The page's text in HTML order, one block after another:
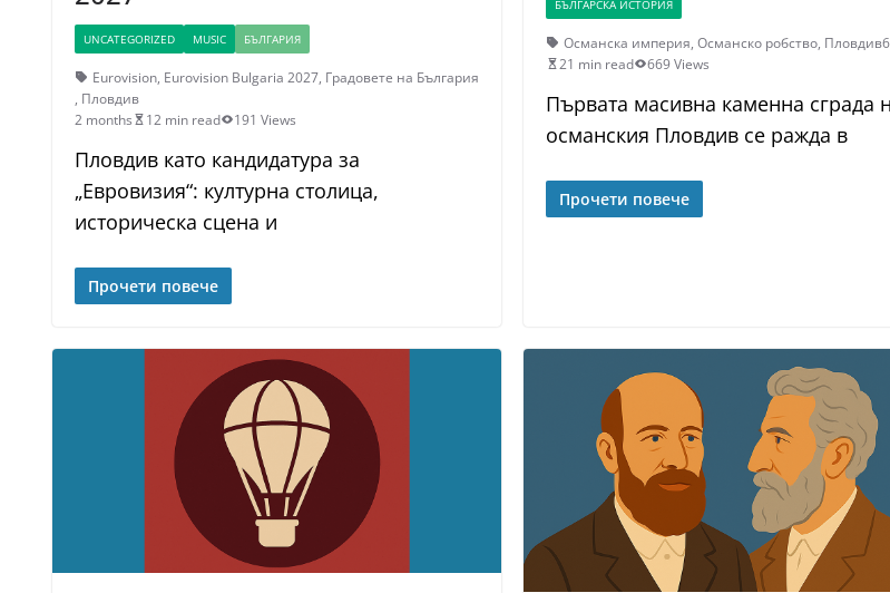
UNCATEGORIZED MUSIC БЪЛГАРИЯ
Eurovision, Eurovision Bulgaria 2027, Градовете на България
, Пловдив
2 months
12 min read 191 Views
Пловдив като кандидатура за
„Евровизия“: културна столица,
историческа сцена и
Прочети повече
БЪЛГАРСКА ИСТОРИЯ
Османска империя,Османско робство, Пловдив
21 min read
669 Views
Първата масивна каменна сграда
османския Пловдив се ражда в
Прочети повече